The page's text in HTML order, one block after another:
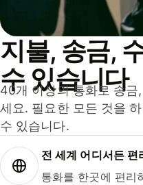
지불, 송금,
수 있습니다
40개 이상의 통화로 송
세요. 필요한 모든 것을
수 있습니다.
전 세계 어디서든
통화를 한곳에 편리